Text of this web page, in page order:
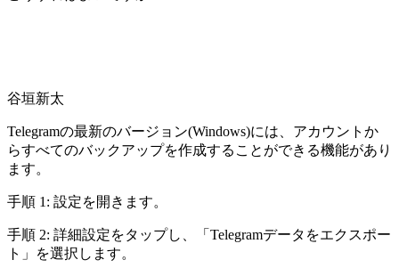
谷垣新太
Telegramの最新のバージョン(Windows)には、アカウントか
らすべてのバックアップを作成することができる機能があり
ます。
手順 1: 設定を開きます。
手順 2: 詳細設定をタップし、「Telegramデータをエクスポー
ト」を選択します。